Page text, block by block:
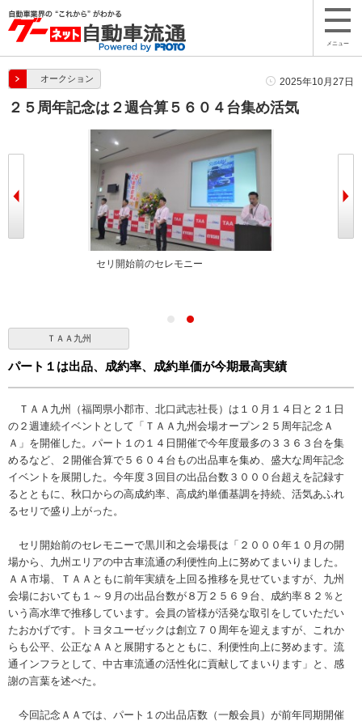
メニュー
オークション 2025年10月27日
２５周年記念は２週合算５６０４台集め活気
セリ開始前のセレモニー
ＴＡＡ九州
パート１は出品、成約率、成約単価が今期最高実績
ＴＡＡ九州（福岡県小郡市、北口武志社長）は１０月１４日と２１日
の２週連続イベントとして「ＴＡＡ九州会場オープン２５周年記念Ａ
Ａ」を開催した。パート１の１４日開催で今年度最多の３３６３台を集
めるなど、２開催合算で５６０４台もの出品車を集め、盛大な周年記念
イベントを展開した。今年度３回目の出品台数３０００台超えを記録す
るとともに、秋口からの高成約率、高成約単価基調を持続、活気あふれ
るセリで盛り上がった。
セリ開始前のセレモニーで黒川和之会場長は「２０００年１０月の開
場から、九州エリアの中古車流通の利便性向上に努めてまいりました。
ＡＡ市場、ＴＡＡともに前年実績を上回る推移を見せていますが、九州
会場においても１～９月の出品台数が８万２５６９台、成約率８２％と
いう高水準で推移しています。会員の皆様が活発な取引をしていただい
たおかげです。トヨタユーゼックは創立７０周年を迎えますが、これか
らも公平、公正なＡＡと展開するとともに、利便性向上に努めます。流
通インフラとして、中古車流通の活性化に貢献してまいります」と、感
謝の言葉を述べた。
今回記念ＡＡでは、パート１の出品店数（一般会員）が前年同期開催